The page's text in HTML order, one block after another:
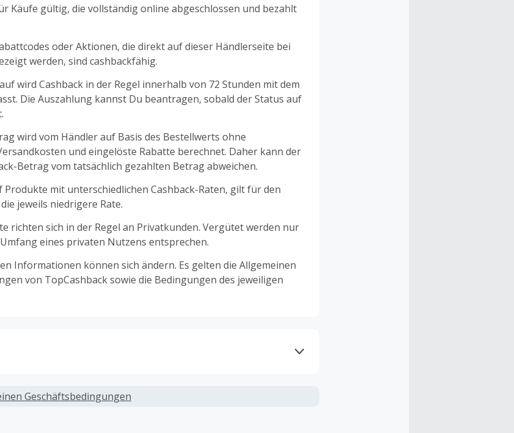
Käufe gültig, die vollständig online abgeschlossen und bezahlt
oder Aktionen, die direkt auf dieser Händlerseite bei
werden, sind cashbackfähig.
wird Cashback in der Regel innerhalb von 72 Stunden mit dem
Die Auszahlung kannst Du beantragen, sobald der Status auf
wird vom Händler auf Basis des Bestellwerts ohne
und eingelöste Rabatte berechnet. Daher kann der
Betrag vom tatsächlich gezahlten Betrag abweichen.
Produkte mit unterschiedlichen Cashback-Raten, gilt für den
jeweils niedrigere Rate.
richten sich in der Regel an Privatkunden. Vergütet werden nur
eines privaten Nutzens entsprechen.
Informationen können sich ändern. Es gelten die Allgemeinen
von TopCashback sowie die Bedingungen des jeweiligen
nicht ausdrücklich auf dieser Händlerseite von TopCashback
Geschäftsbedingungen